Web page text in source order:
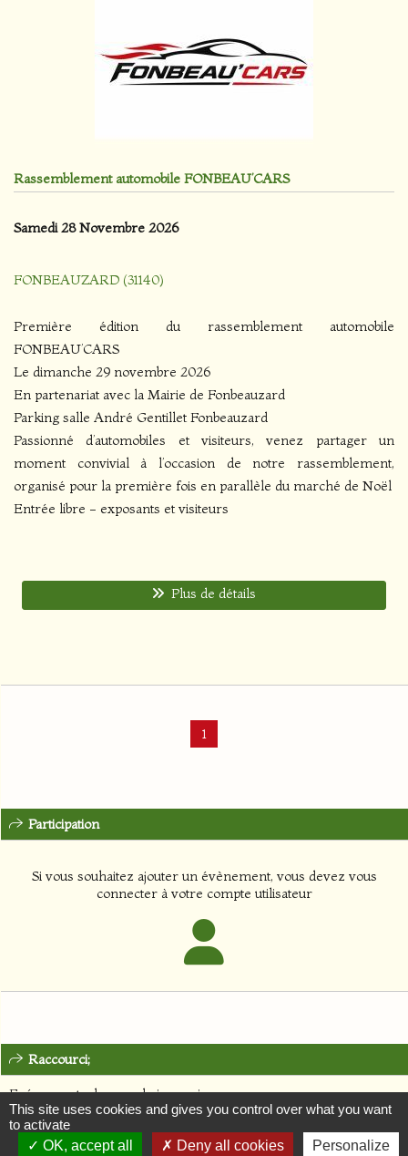
Participation
Si vous souhaitez ajouter un évènement, vous devez vous
connecter à votre compte utilisateur
Raccourci;
Evénements des prochains mois:
Septembre 2026
Octobre 2026
Rassemblement automobile FONBEAU’CARS
Samedi 28 Novembre 2026
FONBEAUZARD (31140)
Première édition du rassemblement automobile
FONBEAU’CARS
Le dimanche 29 novembre 2026
En partenariat avec la Mairie de Fonbeauzard
Parking salle André Gentillet Fonbeauzard
Passionné d’automobiles et visiteurs, venez partager un
moment convivial à l’occasion de notre rassemblement,
organisé pour la première fois en parallèle du marché de Noël
Entrée libre - exposants et visiteurs
Plus de détails
1
This site uses cookies and gives you control over what you want
to activate
OK, accept all
Deny all cookies Personalize